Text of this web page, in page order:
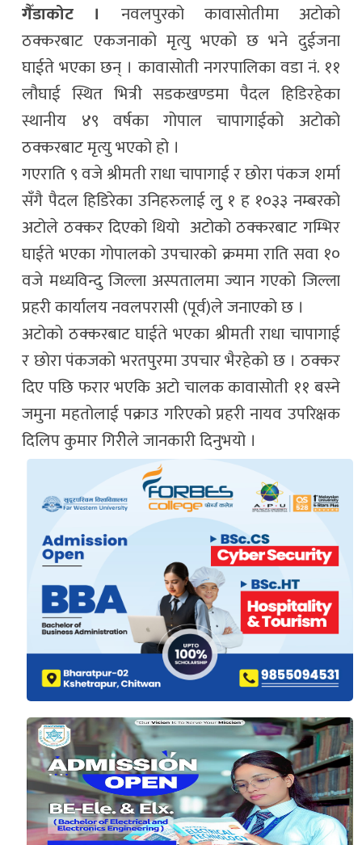
गैँडाकोट ।
नवलपुरको कावासोतीमा अटोको
ठक्करबाट एकजनाको मृत्यु भएको छ भने दुईजना
घाईते भएका छन् । कावासोती नगरपालिका वडा नं. ११
लौघाई स्थित भित्री सडकखण्डमा पैदल हिडिरहेका
स्थानीय ४९ वर्षका गोपाल चापागाईको अटोको
ठक्करबाट मृत्यु भएको हो ।
गएराति ९ वजे श्रीमती राधा चापागाई र छोरा पंकज शर्मा
सँगै पैदल हिडिरेका उनिहरुलाई लुु १ ह १०३३ नम्बरको
अटोले ठक्कर दिएको थियो अटोको ठक्करबाट गम्भिर
घाईते भएका गोपालको उपचारको क्रममा राति सवा १०
वजे मध्यविन्दु जिल्ला अस्पतालमा ज्यान गएको जिल्ला
प्रहरी कार्यालय नवलपरासी (पूर्व)ले जनाएको छ ।
अटोको ठक्करबाट घाईते भएका श्रीमती राधा चापागाई
र छोरा पंकजको भरतपुरमा उपचार भैरहेको छ । ठक्कर
दिए पछि फरार भएकि अटो चालक कावासोती ११ बस्ने
जमुना महतोलाई पक्राउ गरिएको प्रहरी नायव उपरिक्षक
दिलिप कुमार गिरीेले जानकारी दिनुभयो ।